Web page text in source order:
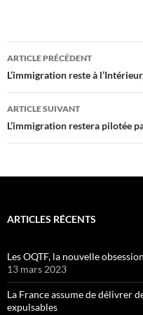
Navigation
des
articles
ARTICLE PRÉCÉDENT
L’immigration reste à
ARTICLE SUIVANT
L’immigration restera pilotée
ARTICLES RÉCENTS
Les OQTF, la nouvelle
13 mars 2023
La France assume de délivrer
expulsables